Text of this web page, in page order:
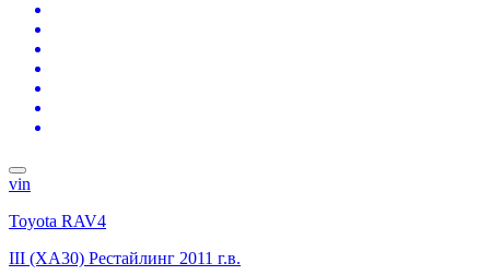
vin
Toyota RAV4
III (XA30) Рестайлинг 2011 г.в.